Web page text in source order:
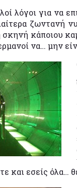
λόγοι για να
ζωντανή
κάποιου
να… μην
και εσείς όλα…